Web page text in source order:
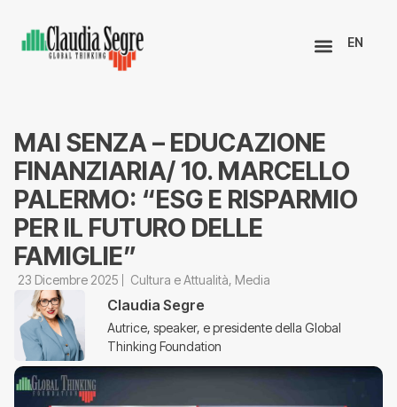
EN
MAI SENZA – EDUCAZIONE
FINANZIARIA/ 10. MARCELLO
PALERMO: “ESG E RISPARMIO
PER IL FUTURO DELLE
FAMIGLIE”
23 Dicembre 2025 Cultura e Attualità, Media
Claudia Segre
Autrice, speaker, e presidente della Global
Thinking Foundation